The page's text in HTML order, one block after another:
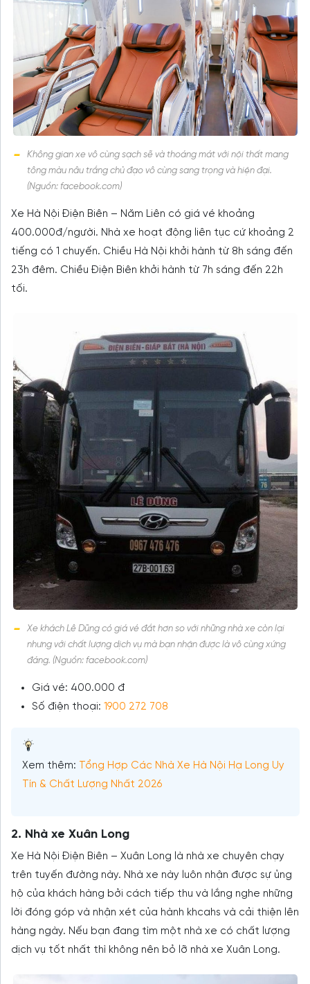
Không gian xe vô cùng sạch sẽ và thoáng mát với nội thất mang
tông màu nâu trắng chủ đạo vô cùng sang trọng và hiện đại.
(Nguồn: facebook.com)
Xe Hà Nội Điện Biên – Năm Liên có giá vé khoảng
400.000đ/người. Nhà xe hoạt động liên tục cứ khoảng 2
tiếng có 1 chuyến. Chiều Hà Nội khởi hành từ 8h sáng đến
23h đêm. Chiều Điện Biên khởi hành từ 7h sáng đến 22h
tối.
Xe khách Lê Dũng có giá vé đắt hơn so với những nhà xe còn lại
nhưng với chất lượng dịch vụ mà bạn nhận được là vô cùng xứng
đáng. (Nguồn: facebook.com)
Giá vé: 400.000 đ
Số điện thoại: 1900 272 708
Xem thêm:
Tổng Hợp Các Nhà Xe Hà Nội Hạ Long Uy
Tín & Chất Lượng Nhất 2026
2. Nhà xe Xuân Long
Xe Hà Nội Điện Biên – Xuân Long là nhà xe chuyên chạy
trên tuyến đường này. Nhà xe này luôn nhận được sự ủng
hộ của khách hàng bởi cách tiếp thu và lắng nghe những
lời đóng góp và nhận xét của hành khcahs và cải thiện lên
hàng ngày. Nếu bạn đang tìm một nhà xe có chất lượng
dịch vụ tốt nhất thì không nên bỏ lỡ nhà xe Xuân Long.